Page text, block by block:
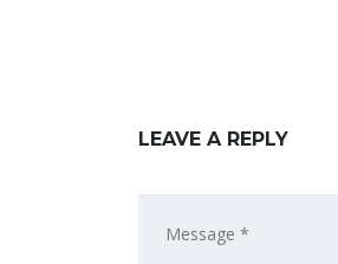
LEAVE A REPLY